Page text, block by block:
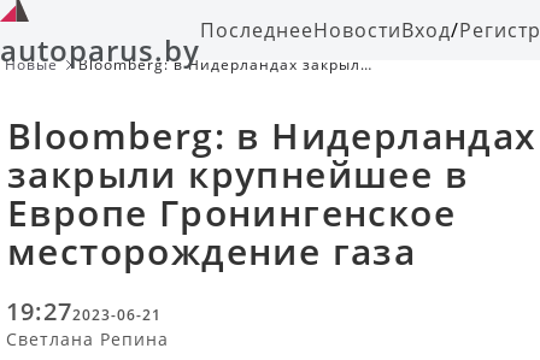
autoparus.byПоследнееНовостиВход/
Новые
Bloomberg: в Нидерландах закрыли
Bloomberg: в Нидерландах
закрыли крупнейшее в
Европе Гронингенское
месторождение газа
19:272023-06-21
Светлана Репина